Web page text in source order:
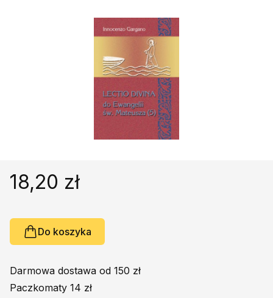
Książki obcojęzyczne
Poradniki, leksykony...
Podręczniki szkolne
18,20 zł
Do koszyka
Darmowa dostawa od 150 zł
Paczkomaty 14 zł